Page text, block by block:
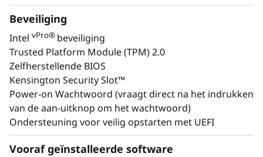
Beveiliging
Intel vPro® beveiliging
Trusted Platform Module (TPM) 2.0
Zelfherstellende BIOS
Kensington Security Slot™
Power-on Wachtwoord (vraagt direct na het indrukken
van de aan-uitknop om het wachtwoord)
Ondersteuning voor veilig opstarten met UEFI
Vooraf geïnstalleerde software